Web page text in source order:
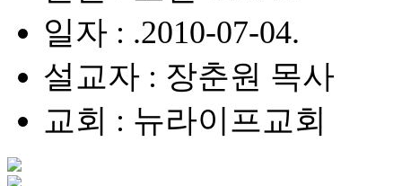
일자 : .2010-07-04.
설교자 : 장춘원 목사
교회 : 뉴라이프교회